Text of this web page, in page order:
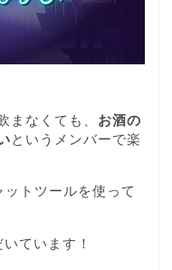
まなくても、 お酒の
というメンバーで楽
トツールを使って
ています！